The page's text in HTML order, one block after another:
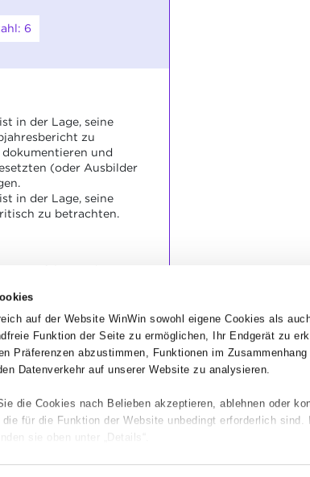
auf der Website WinWin sowohl eigene Cookies als
Funktion der Seite zu ermöglichen, Ihr Endgerät zu
Präferenzen abzustimmen, Funktionen im
Datenverkehr auf unserer Website zu analysieren.
die Cookies nach Belieben akzeptieren, ablehnen oder
für die Funktion der Website unbedingt erforderlich sind.
6
in der Lage, seine
zu
und
(oder Ausbilder
in der Lage, seine
zu betrachten.
ist verständlich und
Informationen.
Gesprächs
Fehler festgestellt.